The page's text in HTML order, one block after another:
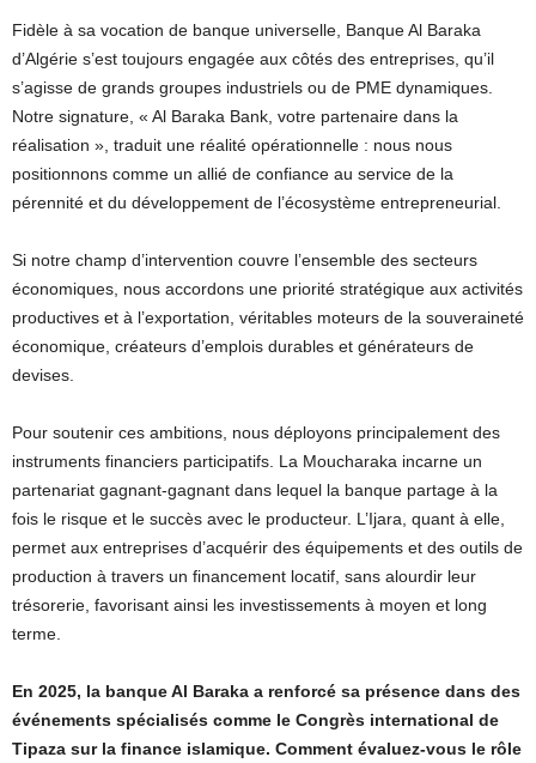
Fidèle à sa vocation de banque universelle, Banque Al Baraka
d’Algérie s’est toujours engagée aux côtés des entreprises, qu’il
s’agisse de grands groupes industriels ou de PME dynamiques.
Notre signature, « Al Baraka Bank, votre partenaire dans la
réalisation », traduit une réalité opérationnelle : nous nous
positionnons comme un allié de confiance au service de la
pérennité et du développement de l’écosystème entrepreneurial.
Si notre champ d’intervention couvre l’ensemble des secteurs
économiques, nous accordons une priorité stratégique aux activités
productives et à l’exportation, véritables moteurs de la souveraineté
économique, créateurs d’emplois durables et générateurs de
devises.
Pour soutenir ces ambitions, nous déployons principalement des
instruments financiers participatifs. La Moucharaka incarne un
partenariat gagnant-gagnant dans lequel la banque partage à la
fois le risque et le succès avec le producteur. L’Ijara, quant à elle,
permet aux entreprises d’acquérir des équipements et des outils de
production à travers un financement locatif, sans alourdir leur
trésorerie, favorisant ainsi les investissements à moyen et long
terme.
En 2025, la banque Al Baraka a renforcé sa présence dans des
événements spécialisés comme le Congrès international de
Tipaza sur la finance islamique. Comment évaluez-vous le rôle